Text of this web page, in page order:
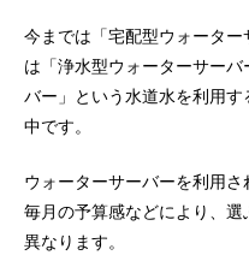
今までは「宅配型ウォータ
は「浄水型ウォーターサー
バー」という水道水を利用
中です。
ウォーターサーバーを利用
毎月の予算感などにより、
異なります。